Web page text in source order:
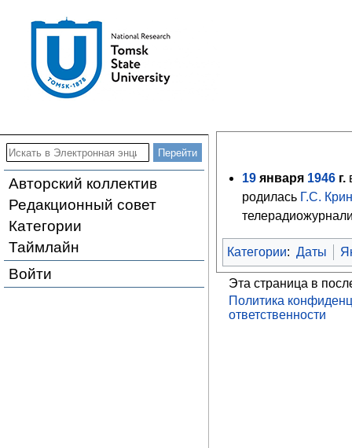
Авторский коллектив
Редакционный совет
Категории
Таймлайн
Войти
19 января 1946 г.
родилась Г.С.
Категории: Даты
Эта страница в
Политика
ответственности